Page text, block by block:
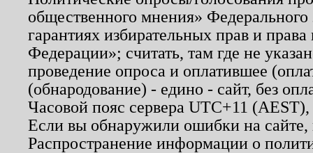
общественного мнения»
гарантиях избирательных прав и
Федерации»; считать, там где не
проведение опроса и оплатившее
(обнародование) - едино - сайт, без
Часовой пояс сервера UTC+11
Если вы обнаружили ошибки на
Распространение информации о